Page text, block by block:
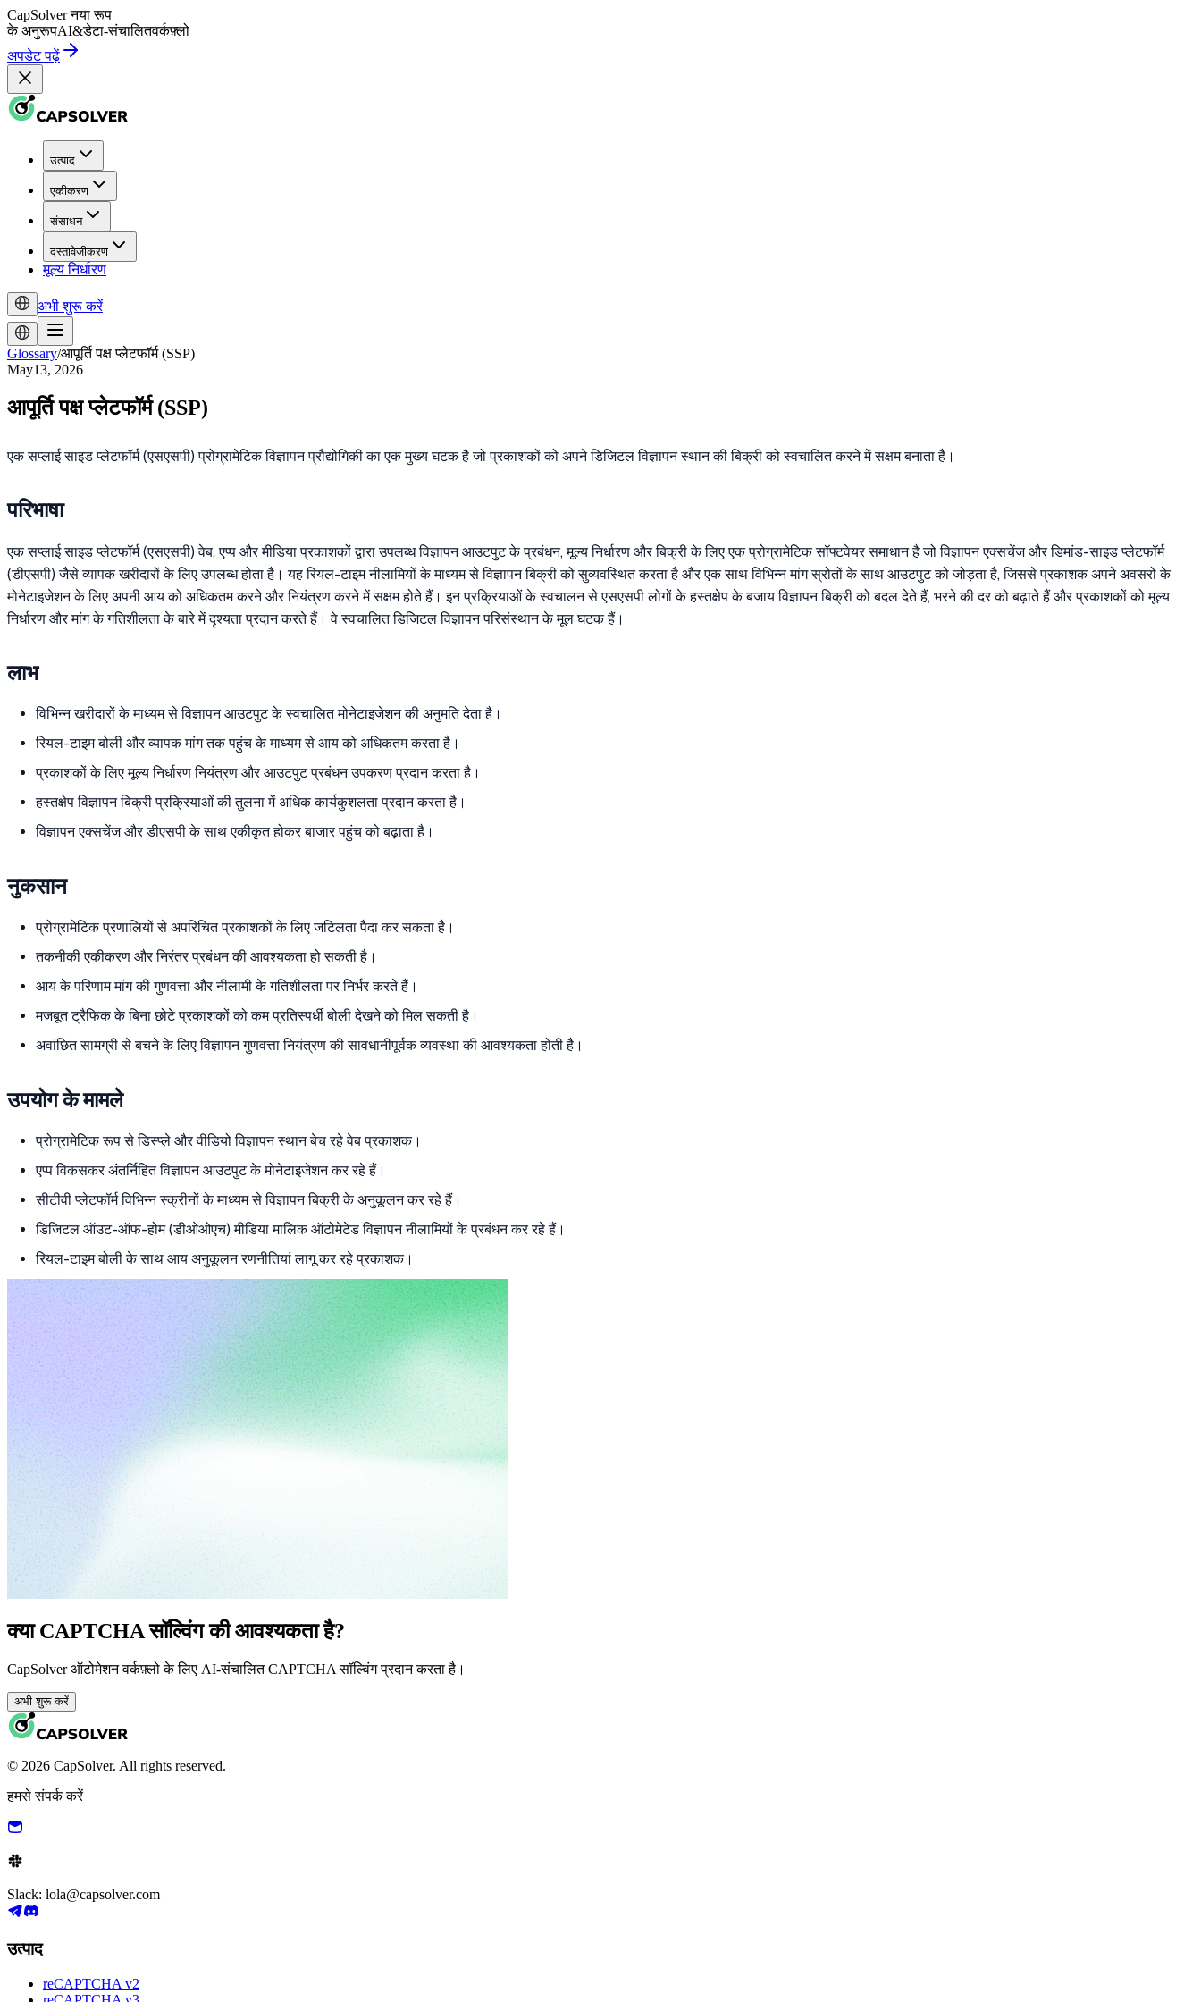
CapSolver नया रूप
के अनुरूपAI&डेटा-संचालितवर्कफ़्लो
अपडेट पढ़ें
उत्पाद
एकीकरण
संसाधन
दस्तावेजीकरण
मूल्य निर्धारण
अभी शुरू करें
Glossary/आपूर्ति पक्ष प्लेटफॉर्म (SSP)
May13, 2026
आपूर्ति पक्ष प्लेटफॉर्म (SSP)
एक सप्लाई साइड प्लेटफॉर्म (एसएसपी) प्रोग्रामेटिक विज्ञापन प्रौद्योगिकी का एक मुख्य घटक है जो प्रकाशकों को अपने डिजिटल विज्ञापन स्थान की बिक्री को स्वचालित करने में सक्षम बनाता है।
परिभाषा
एक सप्लाई साइड प्लेटफॉर्म (एसएसपी) वेब, एप्प और मीडिया प्रकाशकों द्वारा उपलब्ध विज्ञापन आउटपुट के प्रबंधन, मूल्य निर्धारण और बिक्री के लिए एक प्रोग्रामेटिक सॉफ्टवेयर समाधान है जो विज्ञापन एक्सचेंज और डिमांड-साइड प्लेटफॉर्म
(डीएसपी) जैसे व्यापक खरीदारों के लिए उपलब्ध होता है। यह रियल-टाइम नीलामियों के माध्यम से विज्ञापन बिक्री को सुव्यवस्थित करता है और एक साथ विभिन्न मांग स्रोतों के साथ आउटपुट को जोड़ता है, जिससे प्रकाशक अपने अवसरों के
मोनेटाइजेशन के लिए अपनी आय को अधिकतम करने और नियंत्रण करने में सक्षम होते हैं। इन प्रक्रियाओं के स्वचालन से एसएसपी लोगों के हस्तक्षेप के बजाय विज्ञापन बिक्री को बदल देते हैं, भरने की दर को बढ़ाते हैं और प्रकाशकों को मूल्य
निर्धारण और मांग के गतिशीलता के बारे में दृश्यता प्रदान करते हैं। वे स्वचालित डिजिटल विज्ञापन परिसंस्थान के मूल घटक हैं।
लाभ
विभिन्न खरीदारों के माध्यम से विज्ञापन आउटपुट के स्वचालित मोनेटाइजेशन की अनुमति देता है।
रियल-टाइम बोली और व्यापक मांग तक पहुंच के माध्यम से आय को अधिकतम करता है।
प्रकाशकों के लिए मूल्य निर्धारण नियंत्रण और आउटपुट प्रबंधन उपकरण प्रदान करता है।
हस्तक्षेप विज्ञापन बिक्री प्रक्रियाओं की तुलना में अधिक कार्यकुशलता प्रदान करता है।
विज्ञापन एक्सचेंज और डीएसपी के साथ एकीकृत होकर बाजार पहुंच को बढ़ाता है।
नुकसान
प्रोग्रामेटिक प्रणालियों से अपरिचित प्रकाशकों के लिए जटिलता पैदा कर सकता है।
तकनीकी एकीकरण और निरंतर प्रबंधन की आवश्यकता हो सकती है।
आय के परिणाम मांग की गुणवत्ता और नीलामी के गतिशीलता पर निर्भर करते हैं।
मजबूत ट्रैफिक के बिना छोटे प्रकाशकों को कम प्रतिस्पर्धी बोली देखने को मिल सकती है।
अवांछित सामग्री से बचने के लिए विज्ञापन गुणवत्ता नियंत्रण की सावधानीपूर्वक व्यवस्था की आवश्यकता होती है।
उपयोग के मामले
प्रोग्रामेटिक रूप से डिस्प्ले और वीडियो विज्ञापन स्थान बेच रहे वेब प्रकाशक।
एप्प विकसकर अंतर्निहित विज्ञापन आउटपुट के मोनेटाइजेशन कर रहे हैं।
सीटीवी प्लेटफॉर्म विभिन्न स्क्रीनों के माध्यम से विज्ञापन बिक्री के अनुकूलन कर रहे हैं।
डिजिटल ऑउट-ऑफ-होम (डीओओएच) मीडिया मालिक ऑटोमेटेड विज्ञापन नीलामियों के प्रबंधन कर रहे हैं।
रियल-टाइम बोली के साथ आय अनुकूलन रणनीतियां लागू कर रहे प्रकाशक।
क्या CAPTCHA सॉल्विंग की आवश्यकता है?
CapSolver ऑटोमेशन वर्कफ़्लो के लिए AI-संचालित CAPTCHA सॉल्विंग प्रदान करता है।
अभी शुरू करें
© 2026 CapSolver. All rights reserved.
हमसे संपर्क करें
Slack: lola@capsolver.com
उत्पाद
reCAPTCHA v2